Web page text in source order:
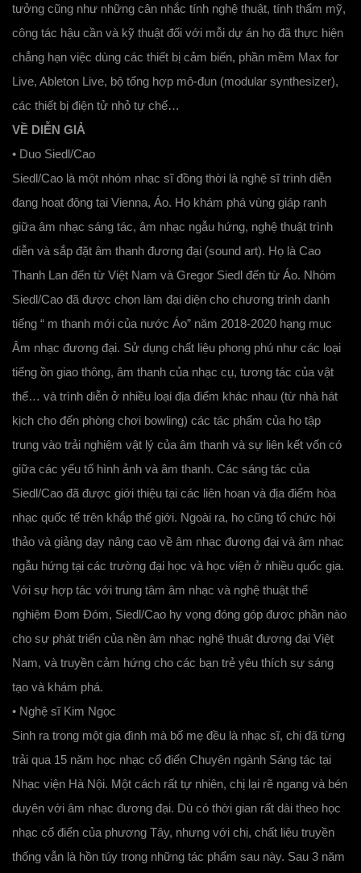
tưởng cũng như những cân nhắc tính nghệ thuật, tính thẩm mỹ,
công tác hậu cần và kỹ thuật đối với mỗi dự án họ đã thực hiện
chẳng hạn việc dùng các thiết bị cảm biến, phần mềm Max for
Live, Ableton Live, bộ tổng hợp mô-đun (modular synthesizer),
các thiết bị điện tử nhỏ tự chế…
VỀ DIỄN GIẢ
• Duo Siedl/Cao
Siedl/Cao là một nhóm nhạc sĩ đồng thời là nghệ sĩ trình diễn
đang hoạt động tại Vienna, Áo. Họ khám phá vùng giáp ranh
giữa âm nhạc sáng tác, âm nhạc ngẫu hứng, nghệ thuật trình
diễn và sắp đặt âm thanh đương đại (sound art). Họ là Cao
Thanh Lan đến từ Việt Nam và Gregor Siedl đến từ Áo. Nhóm
Siedl/Cao đã được chọn làm đại diện cho chương trình danh
tiếng “ m thanh mới của nước Áo” năm 2018-2020 hạng mục
Âm nhạc đương đại. Sử dụng chất liệu phong phú như các loại
tiếng ồn giao thông, âm thanh của nhạc cụ, tương tác của vật
thể… và trình diễn ở nhiều loại địa điểm khác nhau (từ nhà hát
kịch cho đến phòng chơi bowling) các tác phẩm của họ tập
trung vào trải nghiệm vật lý của âm thanh và sự liên kết vốn có
giữa các yếu tố hình ảnh và âm thanh. Các sáng tác của
Siedl/Cao đã được giới thiệu tại các liên hoan và địa điểm hòa
nhạc quốc tế trên khắp thế giới. Ngoài ra, họ cũng tổ chức hội
thảo và giảng dạy nâng cao về âm nhạc đương đại và âm nhạc
ngẫu hứng tại các trường đại học và học viện ở nhiều quốc gia.
Với sự hợp tác với trung tâm âm nhạc và nghệ thuật thể
nghiệm Đom Đóm, Siedl/Cao hy vọng đóng góp được phần nào
cho sự phát triển của nền âm nhạc nghệ thuật đương đại Việt
Nam, và truyền cảm hứng cho các bạn trẻ yêu thích sự sáng
tạo và khám phá.
• Nghệ sĩ Kim Ngọc
Sinh ra trong một gia đình mà bố mẹ đều là nhạc sĩ, chị đã từng
trải qua 15 năm học nhạc cổ điển Chuyên ngành Sáng tác tại
Nhạc viện Hà Nội. Một cách rất tự nhiên, chị lại rẽ ngang và bén
duyên với âm nhạc đương đại. Dù có thời gian rất dài theo học
nhạc cổ điển của phương Tây, nhưng với chị, chất liệu truyền
thống vẫn là hồn túy trong những tác phẩm sau này. Sau 3 năm